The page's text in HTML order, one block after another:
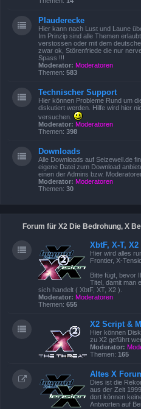
Plauderecke
Hier kann nach Lust und Laune
Im Prinzip sind alle Themen
verstossen oder mit dem
zwar ok, Störenfriede die nur
Spass !!!
Moderator: Moderatoren
Themen: 583
Technischer Support
Hier können Probleme Rund um
diskutiert werden. Hilfe wird hier
versuchen.
Moderator: Moderatoren
Themen: 398
Downloads
Alle Downloads auf Seizewell.de
eigene Datei zum Download
einen der Admins bzw.
Moderator: Moderatoren
Themen: 30
Forum für X2 Die Bedrohung, X
XbtF, X-T,
Hier wird alles
Frontier, X-
Bitte fügt, bevor
Titel, damit man
sich handelt ( XbtF, XT, X2 ).
Moderator: Moderatoren
Themen: 655
X2 Script &
Hier können
zu X2 geführt
Moderator:
Themen: 165
Altes X
Dies ist die
aus der Zeit
dort können
Antworten auf